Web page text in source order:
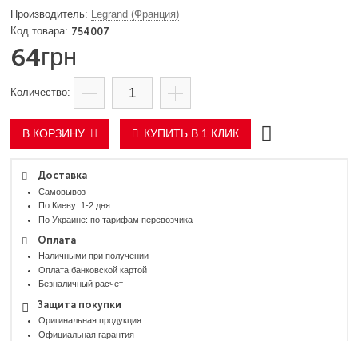
Доставка
Самовывоз
По Киеву: 1-2 дня
По Украине: по тарифам перевозчика
Оплата
Наличными при получении
Оплата банковской картой
Безналичный расчет
Защита покупки
Оригинальная продукция
Официальная гарантия
Legrand (Франция)
754007
64грн
В КОРЗИНУ КУПИТЬ В 1 КЛИК